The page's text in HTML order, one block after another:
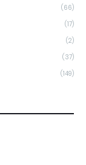
(66)
(17)
(2)
(37)
(149)